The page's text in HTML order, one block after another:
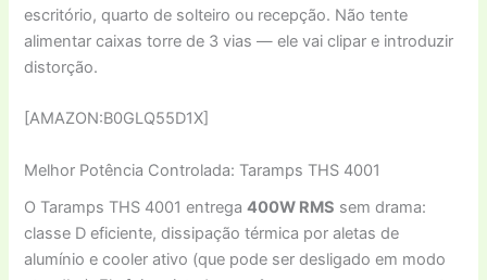
escritório, quarto de solteiro ou recepção. Não tente
alimentar caixas torre de 3 vias — ele vai clipar e introduzir
distorção.
[AMAZON:B0GLQ55D1X]
Melhor Potência Controlada: Taramps THS 4001
O Taramps THS 4001 entrega400W RMS sem drama:
classe D eficiente, dissipação térmica por aletas de
alumínio e cooler ativo (que pode ser desligado em modo